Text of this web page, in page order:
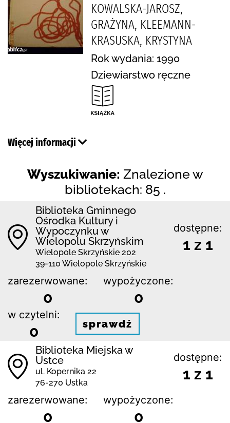
KOWALSKA-JAROSZ,
GRAŻYNA, KLEEMANN-
KRASUSKA, KRYSTYNA
Rok wydania: 1990
Dziewiarstwo ręczne
Więcej informacji
Wyszukiwanie: Znalezione w
bibliotekach: 85 .
Biblioteka Gminnego
Ośrodka Kultury i
Wypoczynku w
Wielopolu Skrzyńskim
Wielopole Skrzyńskie 202
39-110 Wielopole Skrzyńskie
dostępne:
1 z 1
zarezerwowane:
0
wypożyczone:
0
w czytelni:
0 sprawdź
Biblioteka Miejska w
Ustce
ul. Kopernika 22
76-270 Ustka
dostępne:
1 z 1
zarezerwowane:
0
wypożyczone:
0